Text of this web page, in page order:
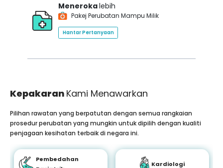
Menerokalebih
Pakej Perubatan Mampu Milik
Hantar Pertanyaan
Kepakaran Kami Menawarkan
Pilihan rawatan yang berpatutan dengan semua rangkaian
prosedur perubatan yang mungkin untuk dipilih dengan kualiti
penjagaan kesihatan terbaik di negara ini.
Pembedahan
Kardiologi